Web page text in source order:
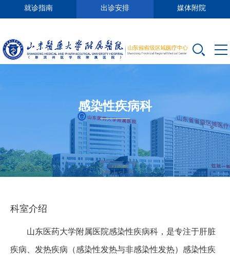
就诊指南 出诊安排 媒体附院
感染性疾病科
科室介绍
山东医药大学附属医院感染性疾病科，是专注于肝脏
疾病、发热疾病（感染性发热与非感染性发热）感染性疾